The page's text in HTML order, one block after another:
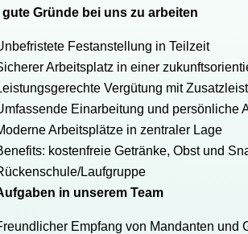
gute Gründe bei uns zu arbeiten
Festanstellung in Teilzeit
Arbeitsplatz in einer
Vergütung mit
Einarbeitung und persönliche
Arbeitsplätze in zentraler Lage
kostenfreie Getränke, Obst und
Laufgruppe
in unserem Team
Empfang von Mandanten und